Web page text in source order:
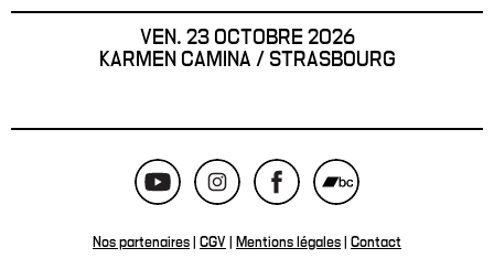
VEN. 23 OCTOBRE 2026
KARMEN CAMINA / STRASBOURG
Nos partenaires CGV Mentions légales Contact